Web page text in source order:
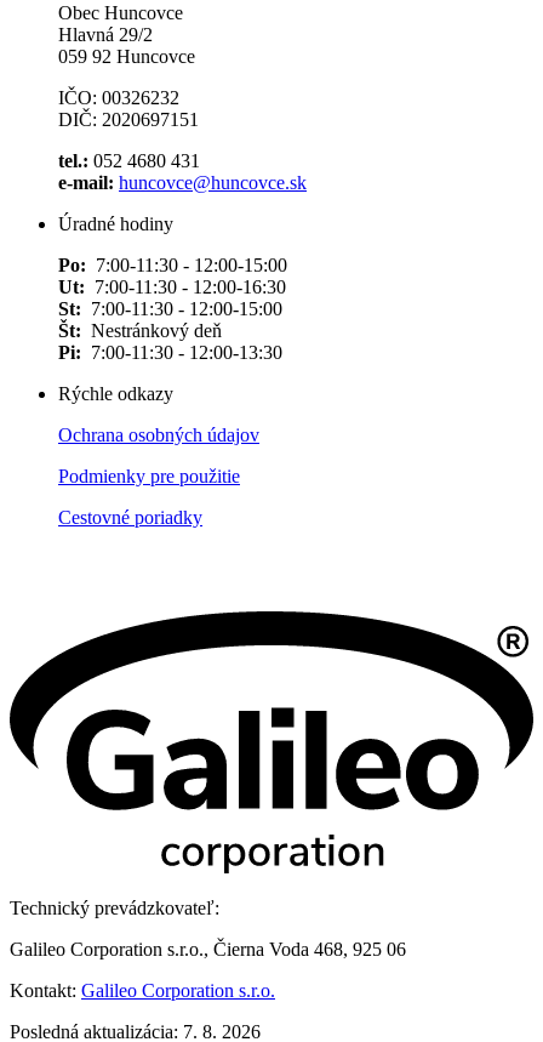
Obec Huncovce
Hlavná 29/2
059 92 Huncovce
IČO: 00326232
DIČ: 2020697151
tel.: 052 4680 431
e-mail: huncovce@huncovce.sk
Úradné hodiny
Po: 7:00-11:30 - 12:00-15:00
Ut: 7:00-11:30 - 12:00-16:30
St: 7:00-11:30 - 12:00-15:00
Št: Nestránkový deň
Pi: 7:00-11:30 - 12:00-13:30
Rýchle odkazy
Ochrana osobných údajov
Podmienky pre použitie
Cestovné poriadky
Technický prevádzkovateľ:
Galileo Corporation s.r.o., Čierna Voda 468, 925 06
Kontakt: Galileo Corporation s.r.o.
Posledná aktualizácia: 7. 8. 2026